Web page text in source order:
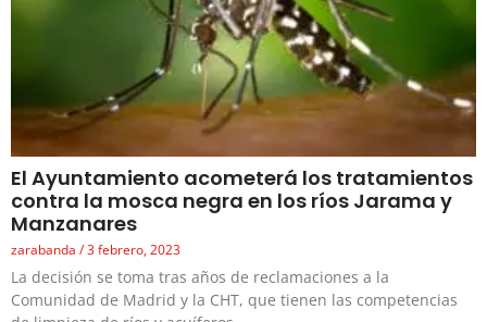
El Ayuntamiento acometerá los tratamientos
contra la mosca negra en los ríos Jarama y
Manzanares
zarabanda 3 febrero, 2023
La decisión se toma tras años de reclamaciones a la
Comunidad de Madrid y la CHT, que tienen las competencias